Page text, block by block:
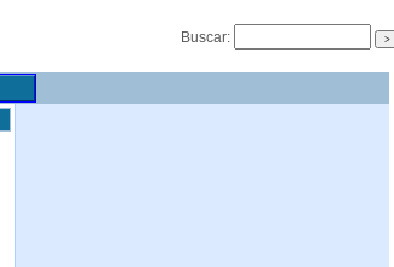
Buscar: